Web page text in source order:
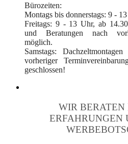
Bürozeiten:
Montags bis donnerstags: 9 -
Freitags: 9 - 13 Uhr, ab
und Beratungen nach
möglich.
Samstags:
vorheriger
geschlossen!
WIR
ERFAHRUNGEN